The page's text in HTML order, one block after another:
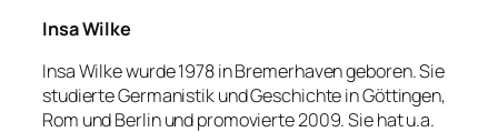
Insa Wilke
Insa Wilke wurde 1978 in Bremerhaven geboren. Sie
studierte Germanistik und Geschichte in Göttingen,
Rom und Berlin und promovierte 2009. Sie hat u.a.